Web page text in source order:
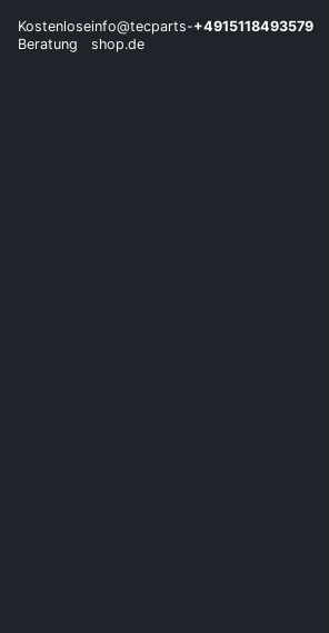
Kostenlose
Beratung
info@tecparts-
shop.de
+4915118493579